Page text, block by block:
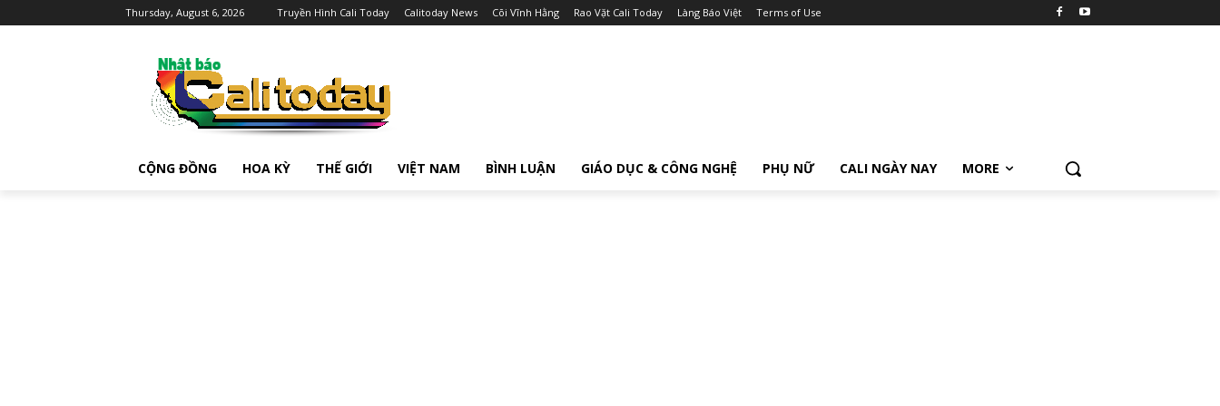
Thursday, August 6, 2026 Truyền Hình Cali Today Calitoday News Cõi Vĩnh Hằng Rao Vặt Cali Today Làng Báo Việt Terms of Use
CỘNG ĐỒNG HOA KỲ THẾ GIỚI VIỆT NAM BÌNH LUẬN GIÁO DỤC & CÔNG NGHỆ PHỤ NỮ CALI NGÀY NAY MORE